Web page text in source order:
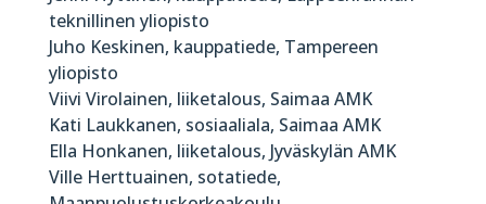
teknillinen yliopisto
Juho Keskinen, kauppatiede, Tampereen
yliopisto
Viivi Virolainen, liiketalous, Saimaa AMK
Kati Laukkanen, sosiaaliala, Saimaa AMK
Ella Honkanen, liiketalous, Jyväskylän AMK
Ville Herttuainen, sotatiede,